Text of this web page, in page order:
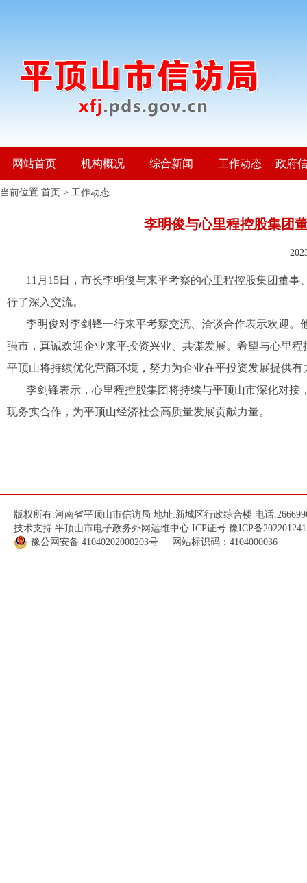
网站首页 机构概况 综合新闻 工作动态 政府
当前位置:首页 > 工作动态
李明俊与心里程控股集团
11月15日，市长李明俊与来平考察的心里程控股集团董
行了深入交流。
李明俊对李剑锋一行来平考察交流、洽谈合作表示欢迎。
强市，真诚欢迎企业来平投资兴业、共谋发展。希望与心里
平顶山将持续优化营商环境，努力为企业在平投资发展提供有
李剑锋表示，心里程控股集团将持续与平顶山市深化对
现务实合作，为平顶山经济社会高质量发展贡献力量。
版权所有:河南省平顶山市信访局 地址:新城区行政综合楼 电话
技术支持:平顶山市电子政务外网运维中心 ICP证号:豫ICP备
豫公网安备 41040202000203号 网站标识码：4104000036